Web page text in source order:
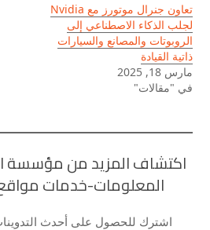
تعاون جنرال موتورز مع Nvidia
لجلب الذكاء الاصطناعي إلى
الروبوتات والمصانع والسيارات
ذاتية القيادة
مارس 18, 2025
في "مقالات"
اكتشاف المزيد من مؤسسة
المعلومات-خدمات مواقع
اشترك للحصول على أحدث